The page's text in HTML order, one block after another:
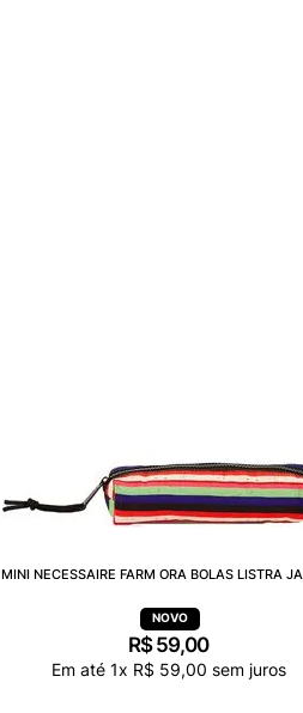
MINI NECESSAIRE FARM ORA BOLAS LISTRA
R$59,00
Em até 1x R$ 59,00 sem juros